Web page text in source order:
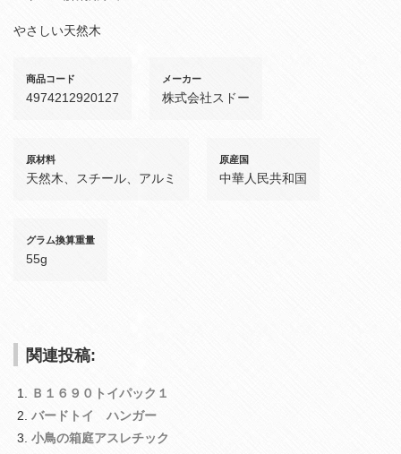
やさしい天然木
商品コード
4974212920127
メーカー
株式会社スドー
原材料
天然木、スチール、アルミ
原産国
中華人民共和国
グラム換算重量
55g
関連投稿:
Ｂ１６９０トイパック１
バードトイ ハンガー
小鳥の箱庭アスレチック